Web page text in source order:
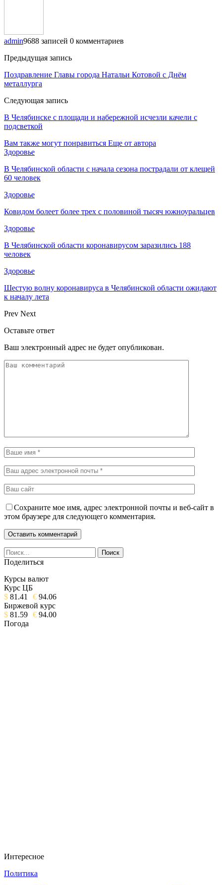
admin9688 записей 0 комментариев
Предыдущая запись
Поздравление Главы города Натальи Котовой с Днём
металлурга
Следующая запись
В Челябинске с площади и набережной исчезли качели с
подсветкой
Вам также могут понравиться Еще от автора
Здоровье
В Челябинской области с начала сезона пострадали от клещей
60 человек
Здоровье
Ковидом болеет более трех с половиной тысяч южноуральцев
Здоровье
В Челябинской области коронавирусом заразились 188
человек
Здоровье
Шестую волну коронавируса в Челябинской области ожидают
к началу лета
Prev Next
Оставьте ответ
Ваш электронный адрес не будет опубликован.
Сохраните мое имя, адрес электронной почты и веб-сайт в
этом браузере для следующего комментария.
Поделиться
Курсы валют
Курс ЦБ
$ 81.41 € 94.06
Биржевой курс
$ 81.59 € 94.00
Погода
Интересное
Политика